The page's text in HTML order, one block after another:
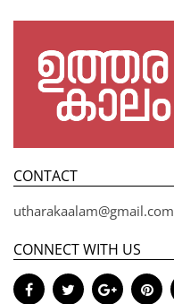
CONTACT
utharakaalam@gmail.com
CONNECT WITH US